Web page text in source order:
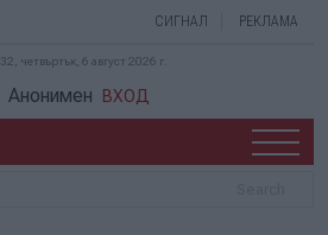
СИГНАЛ РЕКЛАМА
четвъртък, 6 август 2026 г.
Анонимен ВХОД